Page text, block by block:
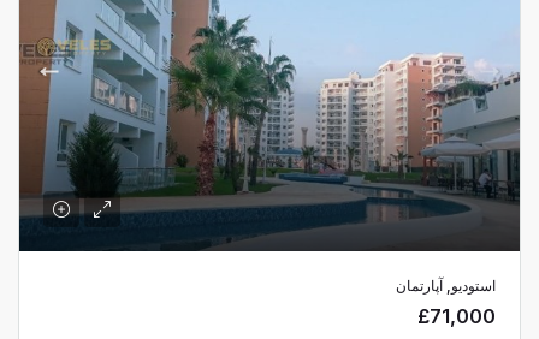
استودیو, آپارتمان
£71,000